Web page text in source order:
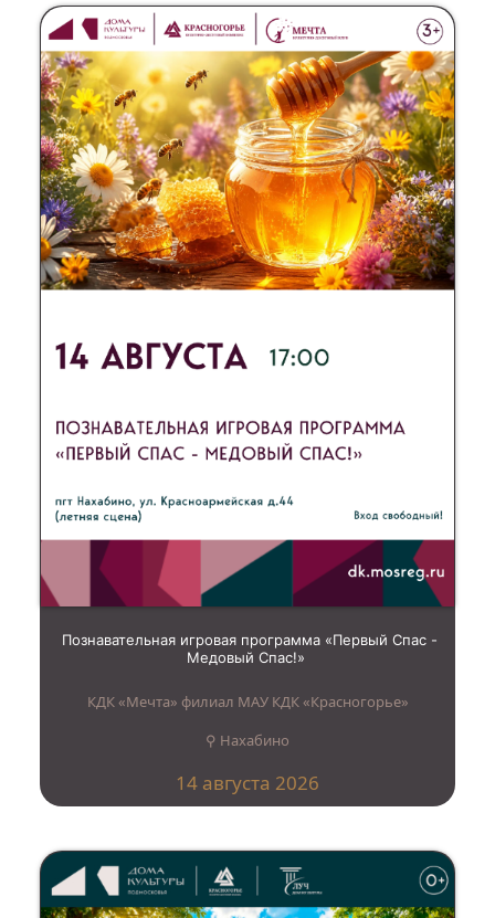
Познавательная игровая программа «Первый Спас -
Медовый Спас!»
КДК «Мечта» филиал МАУ КДК «Красногорье»
⚲ Нахабино
14 августа 2026